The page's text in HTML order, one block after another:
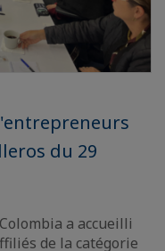
du 29
a accueilli
de la catégorie